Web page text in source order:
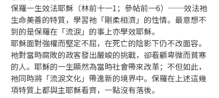
保羅一生效法耶穌（林前十一1；參帖前一6）──效法祂
生命美善的特質，學習祂「剛柔相濟」的性情。最意想不
到的是保羅在「流淚」的事上亦學效耶穌。
耶穌面對強權而堅定不屈，在死亡的陰影下仍不改面容。
祂對當時腐敗的政客發出嚴峻的挑戰，卻看顧卑微而貧寒
的人。耶穌的一生顯然為當時社會帶來改革；不但如此，
祂同時將「流淚文化」帶進新的境界中。保羅在上述這幾
項特質上都與主耶穌看齊，一點沒有落後。